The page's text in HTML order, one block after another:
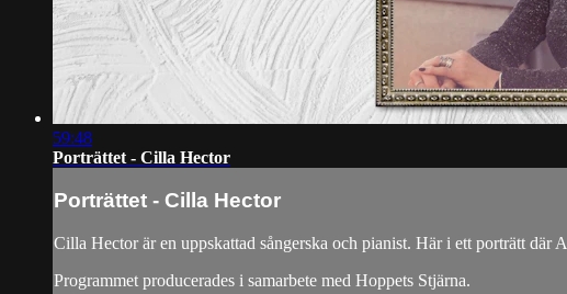
59:48
Porträttet - Cilla Hector
Porträttet - Cilla Hector
Cilla Hector är en uppskattad sångerska och pianist. Här i ett porträtt där
Programmet producerades i samarbete med Hoppets Stjärna.